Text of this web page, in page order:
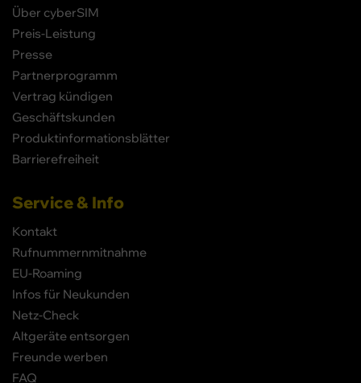
Über cyberSIM
Preis-Leistung
Presse
Partnerprogramm
Vertrag kündigen
Geschäftskunden
Produktinformationsblätter
Barrierefreiheit
Service & Info
Kontakt
Rufnummernmitnahme
EU-Roaming
Infos für Neukunden
Netz-Check
Altgeräte entsorgen
Freunde werben
FAQ